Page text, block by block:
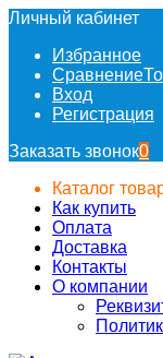
Личный кабинет
Избранное
Сравнение
Вход
Регистрация
Заказать звонок0
Каталог
Как купить
Оплата
Доставка
Контакты
О компании